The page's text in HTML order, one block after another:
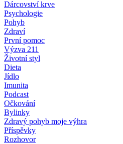
Dárcovství krve
Psychologie
Pohyb
Zdraví
První pomoc
Výzva 211
Životní styl
Dieta
Jídlo
Imunita
Podcast
Očkování
Bylinky
Zdravý pohyb moje výhra
Příspěvky
Rozhovor